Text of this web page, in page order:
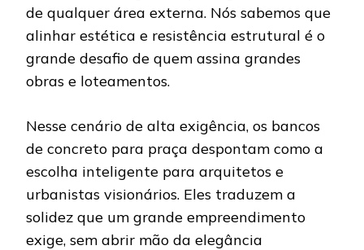
de qualquer área externa. Nós sabemos que
alinhar estética e resistência estrutural é o
grande desafio de quem assina grandes
obras e loteamentos.
Nesse cenário de alta exigência, os bancos
de concreto para praça despontam como a
escolha inteligente para arquitetos e
urbanistas visionários. Eles traduzem a
solidez que um grande empreendimento
exige, sem abrir mão da elegância